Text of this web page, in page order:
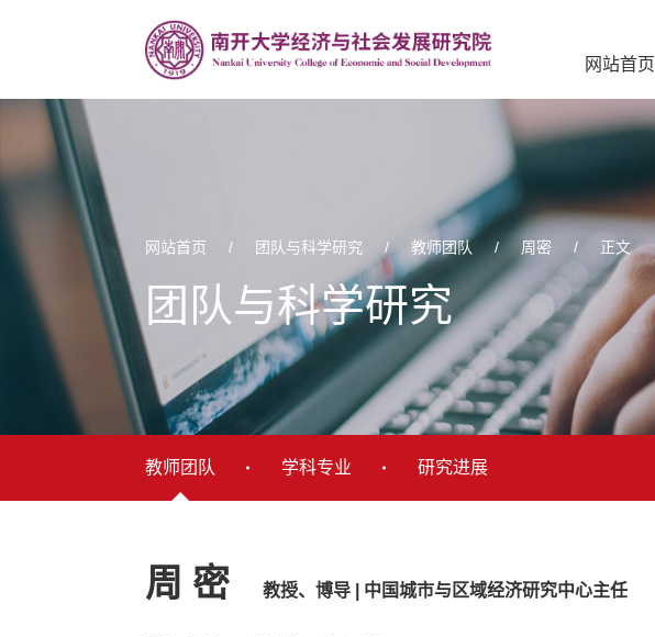
网站首页
网站首页 / 团队与科学研究 / 教师团队 / 周密 / 正文
团队与科学研究
教师团队 学科专业 研究进展
周 密 教授、博导 | 中国城市与区域经济研究中心主任